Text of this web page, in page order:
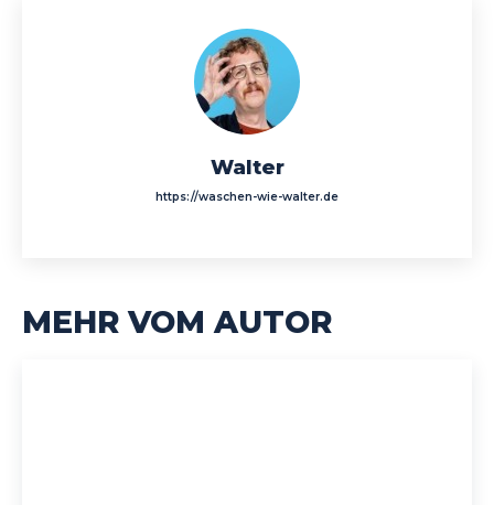
Walter
https://waschen-wie-walter.de
MEHR VOM AUTOR